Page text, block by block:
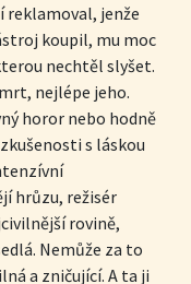
reklamoval, jenže
koupil, mu moc
nechtěl slyšet.
nejlépe jeho.
horor nebo hodně
s láskou
hrůzu, režisér
rovině,
Nemůže za to
a zničující. A ta ji